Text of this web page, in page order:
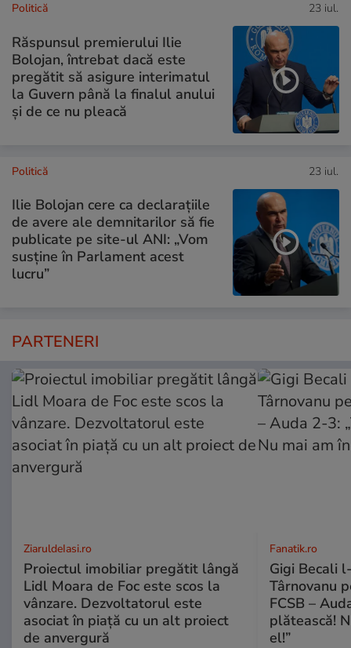
Politică 23 iul.
Răspunsul premierului Ilie
Bolojan, întrebat dacă este
pregătit să asigure interimatul
la Guvern până la finalul anului
și de ce nu pleacă
Politică 23 iul.
Ilie Bolojan cere ca declarațiile
de avere ale demnitarilor să fie
publicate pe site-ul ANI: „Vom
susține în Parlament acest
lucru”
PARTENERI
ZiaruldeIasi.ro
Proiectul imobiliar pregătit lângă
Lidl Moara de Foc este scos la
vânzare. Dezvoltatorul este
asociat în piață cu un alt proiect
de anvergură
Fanatik.ro
Gigi Becali
Târnovanu
FCSB –
plătească!
el!”